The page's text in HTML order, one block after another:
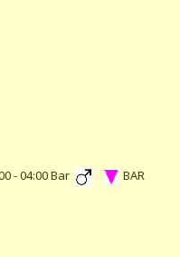
- 04:00 Bar
BAR